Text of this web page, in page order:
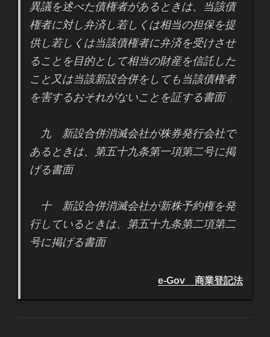
異議を述べた債権者があるときは、当該債
権者に対し弁済し若しくは相当の担保を提
供し若しくは当該債権者に弁済を受けさせ
ることを目的として相当の財産を信託した
こと又は当該新設合併をしても当該債権者
を害するおそれがないことを証する書面
九 新設合併消滅会社が株券発行会社で
あるときは、第五十九条第一項第二号に掲
げる書面
十 新設合併消滅会社が新株予約権を発
行しているときは、第五十九条第二項第二
号に掲げる書面
e-Gov 商業登記法